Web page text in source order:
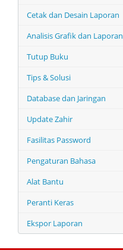
Cetak dan Desain Laporan
Analisis Grafik dan Laporan
Tutup Buku
Tips & Solusi
Database dan Jaringan
Update Zahir
Fasilitas Password
Pengaturan Bahasa
Alat Bantu
Peranti Keras
Ekspor Laporan